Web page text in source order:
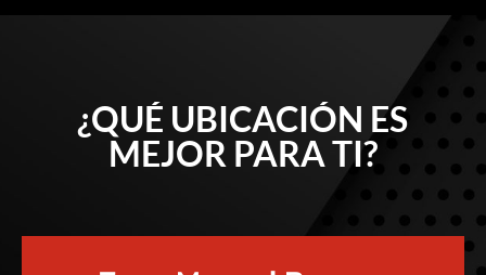
¿QUÉ UBICACIÓN ES
MEJOR PARA TI?